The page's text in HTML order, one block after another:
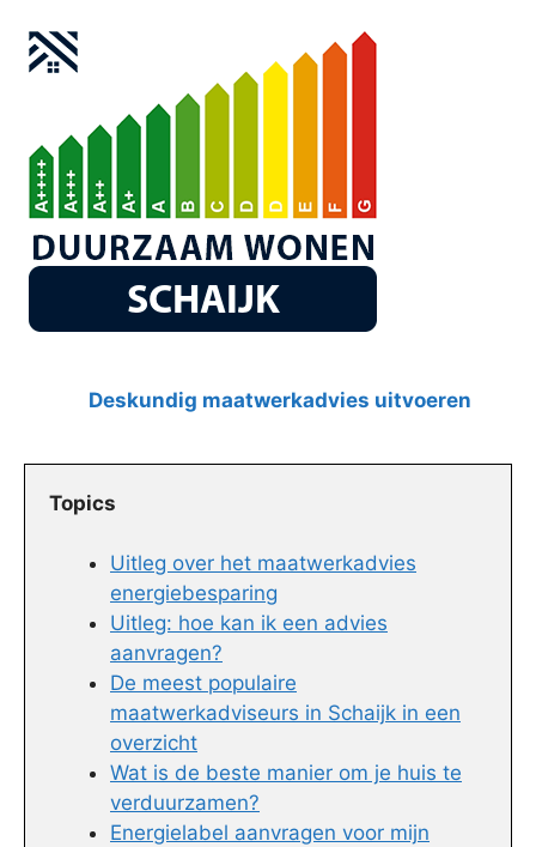
Deskundig maatwerkadvies uitvoeren
Topics
Uitleg over het maatwerkadvies
energiebesparing
Uitleg: hoe kan ik een advies
aanvragen?
De meest populaire
maatwerkadviseurs in Schaijk in een
overzicht
Wat is de beste manier om je huis te
verduurzamen?
Energielabel aanvragen voor mijn